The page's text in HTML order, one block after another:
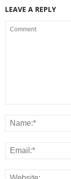
LEAVE A REPLY